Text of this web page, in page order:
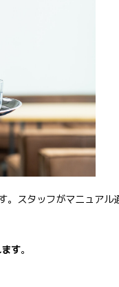
スタッフがマニュアル
す。